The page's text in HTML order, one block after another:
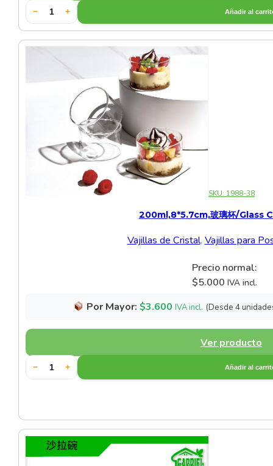
Cerámica Especial Verde
Cerámica Estilo Japones
Cerámica Gris
Cerámica Negra
Cerámica Verde
Otras Cerámicas
Set de Cerámica Blanca
Vajillas de Cristal
− + Añadir al
SKU: 1988-38
200ml,8*5.7cm,玻璃杯/glass
Vajillas de Cristal, Vajillas para
Precio normal:
$5.000 IVA incl.
Por Mayor: $3.600 IVA incl. (Desde 4
Ver producto
− + Añadir al